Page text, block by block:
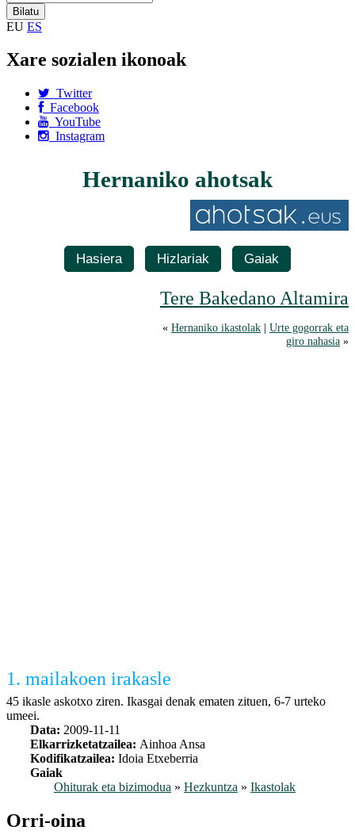
EU ES
Xare sozialen ikonoak
Twitter
Facebook
YouTube
Instagram
Hernaniko ahotsak
Hasiera Hizlariak Gaiak
Tere Bakedano Altamira
« Hernaniko ikastolak | Urte gogorrak eta
giro nahasia »
1. mailakoen irakasle
45 ikasle askotxo ziren. Ikasgai denak ematen zituen, 6-7 urteko
umeei.
Data: 2009-11-11
Elkarrizketatzailea: Ainhoa Ansa
Kodifikatzailea: Idoia Etxeberria
Gaiak
Ohiturak eta bizimodua » Hezkuntza » Ikastolak
Orri-oina